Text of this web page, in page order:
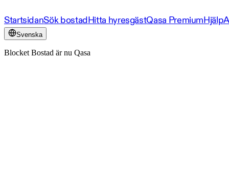
StartsidanSök bostadHitta hyresgästQasa PremiumHjälp
Svenska
Blocket Bostad är nu Qasa